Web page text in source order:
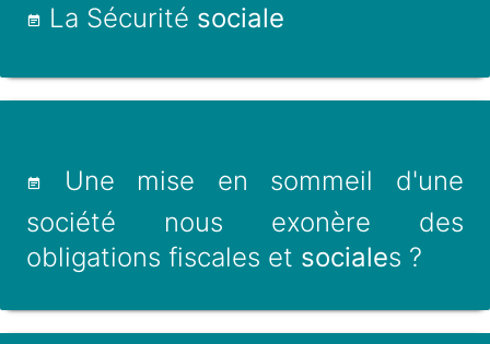
La Sécurité sociale
Une mise en sommeil d'une
société nous exonère des
obligations fiscales et sociales ?